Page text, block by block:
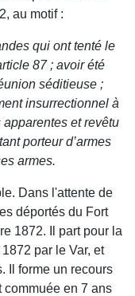
au motif :
qui ont tenté le
87 ; avoir été
séditieuse ;
insurrectionnel à
et revêtu
porteur d’armes
armes.
Dans l'attente de
déportés du Fort
1872. Il part pour la
par le Var, et
Il forme un recours
commuée en 7 ans